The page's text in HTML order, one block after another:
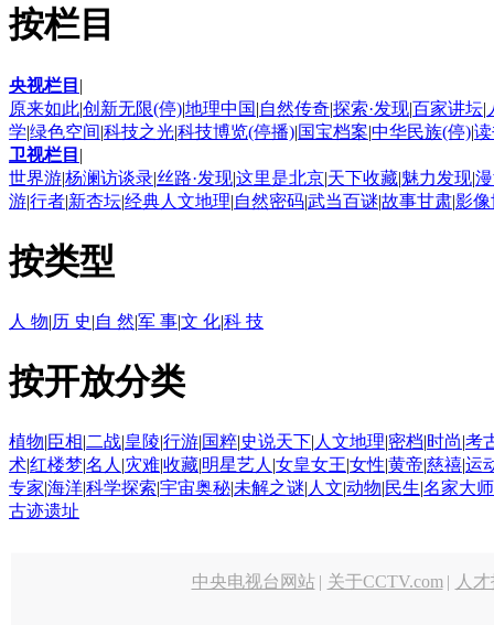
按栏目
央视栏目 |
原来如此|创新无限(停)|地理中国|自然传奇|探索·发现|百家讲坛|
学|绿色空间|科技之光|科技博览(停播)|国宝档案|中华民族(停)|
卫视栏目 |
世界游|杨澜访谈录|丝路·发现|这里是北京|天下收藏|魅力发现|
游|行者|新杏坛|经典人文地理|自然密码|武当百谜|故事甘肃|影
按类型
人 物|历 史|自 然|军 事|文 化|科 技
按开放分类
植物|臣相|二战|皇陵|行游|国粹|史说天下| 人文地理|密档|时尚|考
术|红楼梦|名人 |灾难|收藏|明星艺人 |女皇女王|女性|黄帝|慈禧|运
专家|海洋|科学探索|宇宙奥秘|未解之谜| 人文|动物|民生|名家大师
古迹遗址
中央电视台网站 | 关于CCTV.com | 人